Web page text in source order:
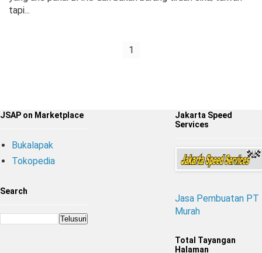
tapi...
1
JSAP on Marketplace
Bukalapak
Tokopedia
Search
Jakarta Speed
Services
Jasa Pembuatan PT
Murah
Total Tayangan
Halaman